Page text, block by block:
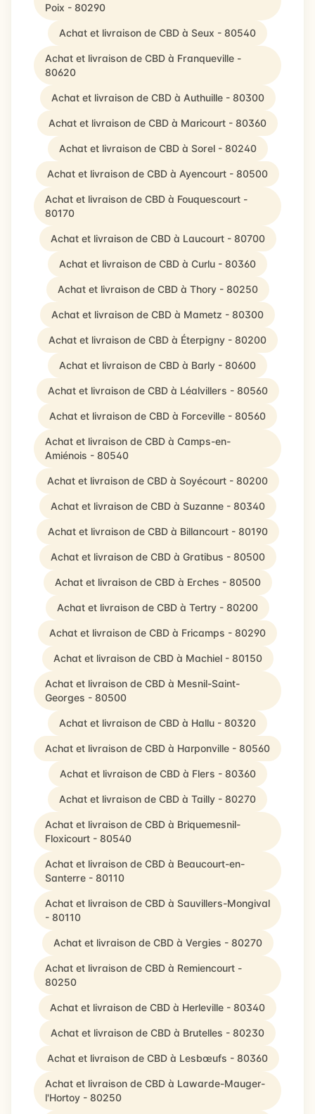
Poix - 80290
Achat et livraison de CBD à Seux - 80540
Achat et livraison de CBD à Franqueville -
80620
Achat et livraison de CBD à Authuille - 80300
Achat et livraison de CBD à Maricourt - 80360
Achat et livraison de CBD à Sorel - 80240
Achat et livraison de CBD à Ayencourt - 80500
Achat et livraison de CBD à Fouquescourt -
80170
Achat et livraison de CBD à Laucourt - 80700
Achat et livraison de CBD à Curlu - 80360
Achat et livraison de CBD à Thory - 80250
Achat et livraison de CBD à Mametz - 80300
Achat et livraison de CBD à Éterpigny - 80200
Achat et livraison de CBD à Barly - 80600
Achat et livraison de CBD à Léalvillers - 80560
Achat et livraison de CBD à Forceville - 80560
Achat et livraison de CBD à Camps-en-
Amiénois - 80540
Achat et livraison de CBD à Soyécourt - 80200
Achat et livraison de CBD à Suzanne - 80340
Achat et livraison de CBD à Billancourt - 80190
Achat et livraison de CBD à Gratibus - 80500
Achat et livraison de CBD à Erches - 80500
Achat et livraison de CBD à Tertry - 80200
Achat et livraison de CBD à Fricamps - 80290
Achat et livraison de CBD à Machiel - 80150
Achat et livraison de CBD à Mesnil-Saint-
Georges - 80500
Achat et livraison de CBD à Hallu - 80320
Achat et livraison de CBD à Harponville - 80560
Achat et livraison de CBD à Flers - 80360
Achat et livraison de CBD à Tailly - 80270
Achat et livraison de CBD à Briquemesnil-
Floxicourt - 80540
Achat et livraison de CBD à Beaucourt-en-
Santerre - 80110
Achat et livraison de CBD à Sauvillers-Mongival
- 80110
Achat et livraison de CBD à Vergies - 80270
Achat et livraison de CBD à Remiencourt -
80250
Achat et livraison de CBD à Herleville - 80340
Achat et livraison de CBD à Brutelles - 80230
Achat et livraison de CBD à Lesbœufs - 80360
Achat et livraison de CBD à Lawarde-Mauger-
l'Hortoy - 80250